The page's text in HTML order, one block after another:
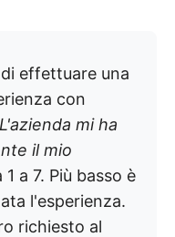
effettuare una
con
mi ha
il mio
a 7. Più basso è
l'esperienza.
richiesto al